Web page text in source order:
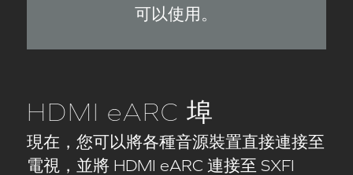
可以使用。
HDMI eARC 埠
現在，您可以將各種音源裝置直接連接至
電視，並將 HDMI eARC 連接至 SXFI